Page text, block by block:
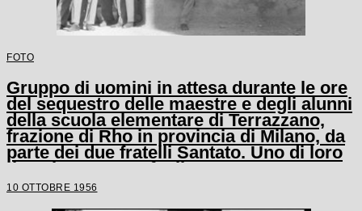
FOTO
Gruppo di uomini in attesa durante le ore
del sequestro delle maestre e degli alunni
della scuola elementare di Terrazzano,
frazione di Rho in provincia di Milano, da
parte dei due fratelli Santato. Uno di loro
tiene in mano un fucile
10 OTTOBRE 1956